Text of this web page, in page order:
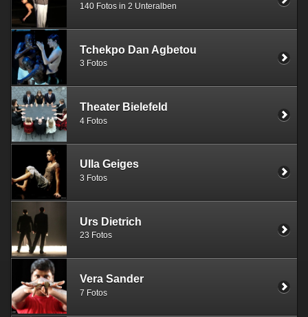
140 Fotos in 2 Unteralben
Tchekpo Dan Agbetou
3 Fotos
Theater Bielefeld
4 Fotos
Ulla Geiges
3 Fotos
Urs Dietrich
23 Fotos
Vera Sander
7 Fotos